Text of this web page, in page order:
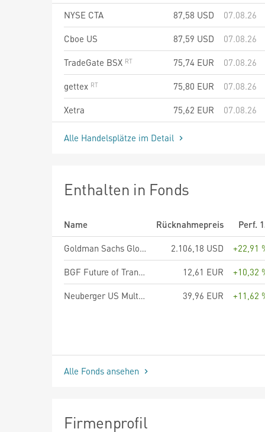
NYSE CTA
87,58 USD
07.08.26
Cboe US
87,59 USD
07.08.26
TradeGate BSX
75,74 EUR
07.08.26
gettex
75,80 EUR
07.08.26
Xetra
75,62 EUR 07.08.26
Alle Handelsplätze im Detail
Enthalten in Fonds
Name Rücknahmepreis
Perf.
Goldman Sachs Global Environmental Transition Equity - P Cap USD
2.106,18 USD
+22,91
BGF Future of Transport Fund Hedged E2 EUR
12,61 EUR
+10,32
Neuberger US Multi Cap Opportunities Fund EUR 1A Accumulating
39,96 EUR +11,62
Alle Fonds ansehen
Firmenprofil